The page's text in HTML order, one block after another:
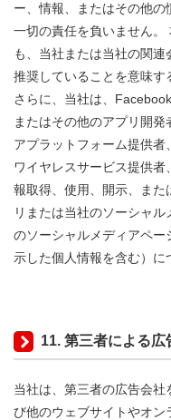
ー、情報、またはその他
一切の責任を負いません
も、当社または当社の関
推奨していることを意味す
さらに、当社は、
またはその他のアプリ開
アプラットフォーム提供者
ワイヤレスサービス提供
報取得、使用、開示、ま
リまたは当社のソーシャ
のソーシャルメディアペー
示した個人情報を含む）に
11. 第三者による広
当社は、第三者の広告会社
び他のウェブサイトやオン